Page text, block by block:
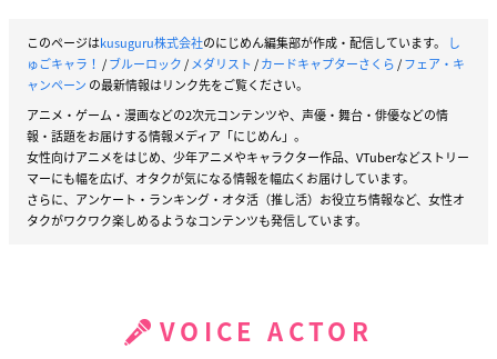
このページはkusuguru株式会社のにじめん編集部が作成・配信しています。
し
ゅごキャラ！ /ブルーロック/メダリスト /カードキャプターさくら/フェア・キ
ャンペーン の最新情報はリンク先をご覧ください。
アニメ・ゲーム・漫画などの2次元コンテンツや、声優・舞台・俳優などの情
報・話題をお届けする情報メディア「にじめん」。
女性向けアニメをはじめ、少年アニメやキャラクター作品、VTuberなどストリー
マーにも幅を広げ、オタクが気になる情報を幅広くお届けしています。
さらに、アンケート・ランキング・オタ活（推し活）お役立ち情報など、女性オ
タクがワクワク楽しめるようなコンテンツも発信しています。
VOICE ACTOR